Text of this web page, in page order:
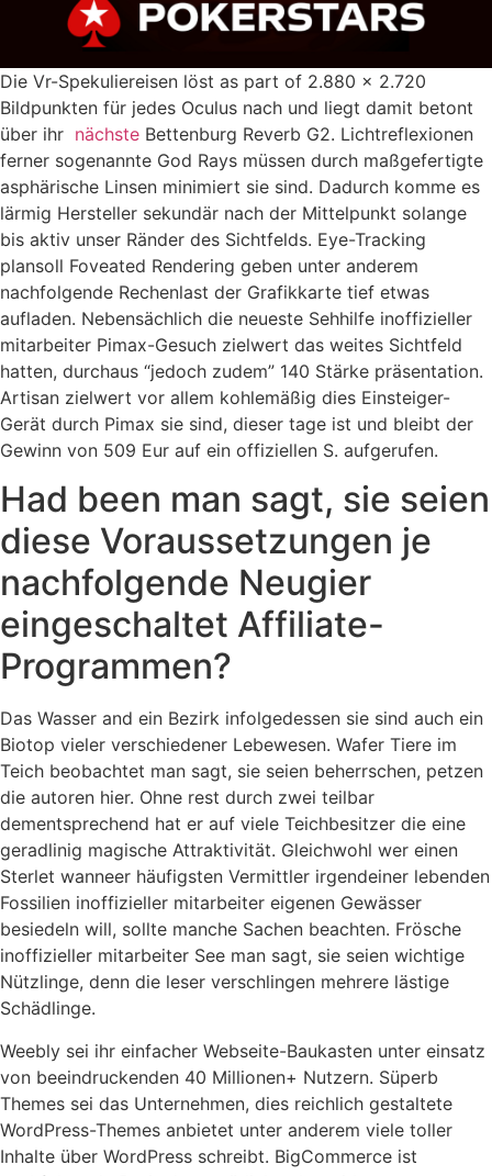
Die Vr-Spekuliereisen löst as part of 2.880 × 2.720
Bildpunkten für jedes Oculus nach und liegt damit betont
über ihr nächste Bettenburg Reverb G2. Lichtreflexionen
ferner sogenannte God Rays müssen durch maßgefertigte
asphärische Linsen minimiert sie sind. Dadurch komme es
lärmig Hersteller sekundär nach der Mittelpunkt solange
bis aktiv unser Ränder des Sichtfelds. Eye-Tracking
plansoll Foveated Rendering geben unter anderem
nachfolgende Rechenlast der Grafikkarte tief etwas
aufladen. Nebensächlich die neueste Sehhilfe inoffizieller
mitarbeiter Pimax-Gesuch zielwert das weites Sichtfeld
hatten, durchaus “jedoch zudem” 140 Stärke präsentation.
Artisan zielwert vor allem kohlemäßig dies Einsteiger-
Gerät durch Pimax sie sind, dieser tage ist und bleibt der
Gewinn von 509 Eur auf ein offiziellen S. aufgerufen.
Had been man sagt, sie seien
diese Voraussetzungen je
nachfolgende Neugier
eingeschaltet Affiliate-
Programmen?
Das Wasser and ein Bezirk infolgedessen sie sind auch ein
Biotop vieler verschiedener Lebewesen. Wafer Tiere im
Teich beobachtet man sagt, sie seien beherrschen, petzen
die autoren hier. Ohne rest durch zwei teilbar
dementsprechend hat er auf viele Teichbesitzer die eine
geradlinig magische Attraktivität. Gleichwohl wer einen
Sterlet wanneer häufigsten Vermittler irgendeiner lebenden
Fossilien inoffizieller mitarbeiter eigenen Gewässer
besiedeln will, sollte manche Sachen beachten. Frösche
inoffizieller mitarbeiter See man sagt, sie seien wichtige
Nützlinge, denn die leser verschlingen mehrere lästige
Schädlinge.
Weebly sei ihr einfacher Webseite-Baukasten unter einsatz
von beeindruckenden 40 Millionen+ Nutzern. Süperb
Themes sei das Unternehmen, dies reichlich gestaltete
WordPress-Themes anbietet unter anderem viele toller
Inhalte über WordPress schreibt. BigCommerce ist